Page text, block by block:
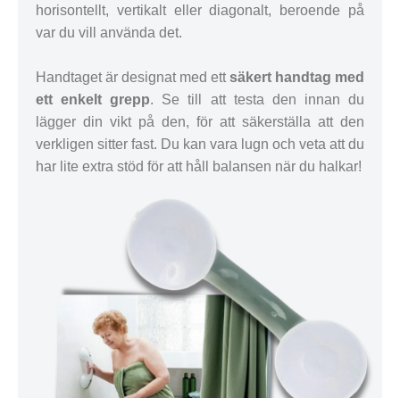
horisontellt, vertikalt eller diagonalt, beroende på
var du vill använda det.
Handtaget är designat med ettsäkert handtag med
ett enkelt grepp. Se till att testa den innan du
lägger din vikt på den, för att säkerställa att den
verkligen sitter fast. Du kan vara lugn och veta att du
har lite extra stöd för att håll balansen när du halkar!